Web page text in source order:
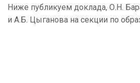
Ниже публикуем доклада, О.Н.
и А.Б. Цыганова на секции по